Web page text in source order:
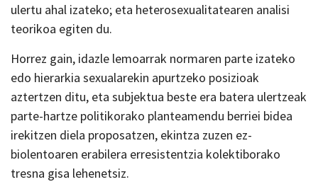
ulertu ahal izateko; eta heterosexualitatearen analisi
teorikoa egiten du.
Horrez gain, idazle lemoarrak normaren parte izateko
edo hierarkia sexualarekin apurtzeko posizioak
aztertzen ditu, eta subjektua beste era batera ulertzeak
parte-hartze politikorako planteamendu berriei bidea
irekitzen diela proposatzen, ekintza zuzen ez-
biolentoaren erabilera erresistentzia kolektiborako
tresna gisa lehenetsiz.